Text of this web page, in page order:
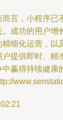
言，小程序已
成功的用户增
细化运营，以
提供即时、精
赢得持续健康